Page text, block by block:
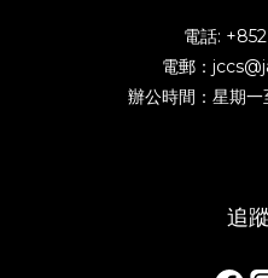
電話:
電郵：
辦公時間：星期
追